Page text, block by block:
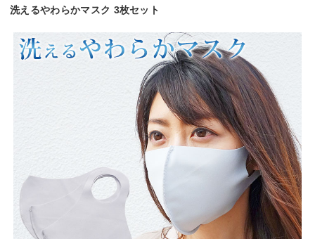
洗えるやわらかマスク 3枚セット